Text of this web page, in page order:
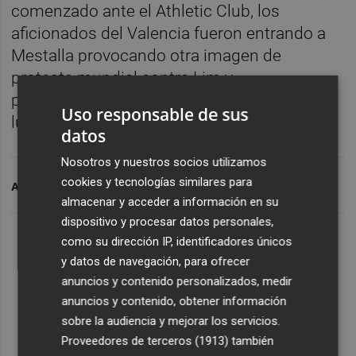
comenzado ante el Athletic Club, los
aficionados del Valencia fueron entrando a
Mestalla provocando otra imagen de
protesta mundial contra Lim y
posteriormente ayudar a su equipo en la
lucha por la permanencia.
ARCHIVADO EN VALENCIA CF PETER LIM
Uso responsable de sus
datos
Nosotros y nuestros socios utilizamos
cookies y tecnologías similares para
almacenar y acceder a información en su
dispositivo y procesar datos personales,
como su dirección IP, identificadores únicos
y datos de navegación, para ofrecer
anuncios y contenido personalizados, medir
anuncios y contenido, obtener información
sobre la audiencia y mejorar los servicios.
Proveedores de terceros (1913) también